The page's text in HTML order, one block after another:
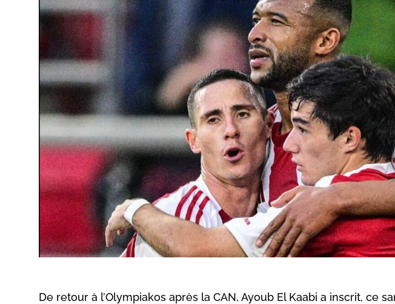
De retour à l’Olympiakos après la CAN, Ayoub El Kaabi a inscrit, ce